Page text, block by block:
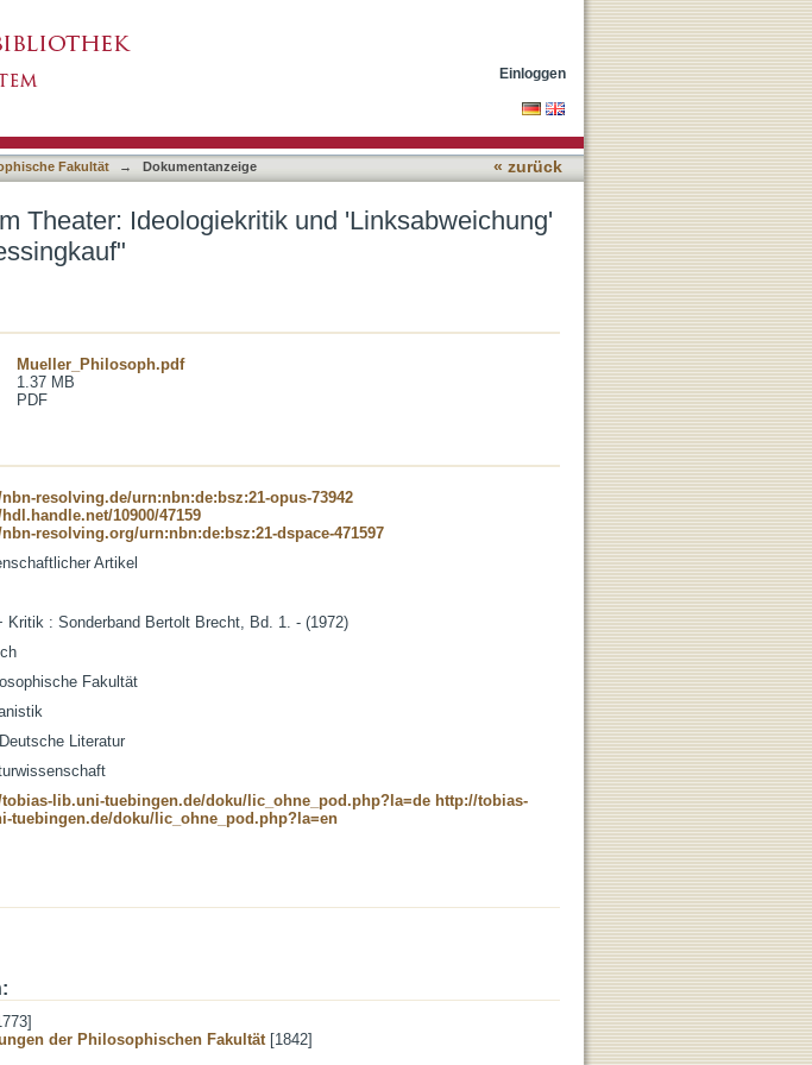
Einloggen
Fakultät → Dokumentanzeige « zurück
Theater: Ideologiekritik und 'Linksabweichung'
Mueller_Philosoph.pdf
1.37 MB
PDF
resolving.de/urn:nbn:de:bsz:21-opus-73942
10900/47159
resolving.org/urn:nbn:de:bsz:21-dspace-471597
Artikel
Kritik : Sonderband Bertolt Brecht, Bd. 1. - (1972)
Fakultät
Literatur
tobias-lib.uni-tuebingen.de/doku/lic_ohne_pod.php?la=de http://tobias-
tuebingen.de/doku/lic_ohne_pod.php?la=en
der Philosophischen Fakultät[1842]